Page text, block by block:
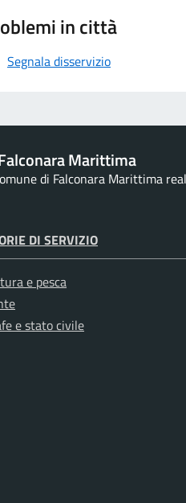
in città
Segnala disservizio
Marittima
di Falconara Marittima
DI SERVIZIO
e pesca
e stato civile